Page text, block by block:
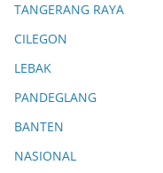
TANGERANG RAYA
CILEGON
LEBAK
PANDEGLANG
BANTEN
NASIONAL